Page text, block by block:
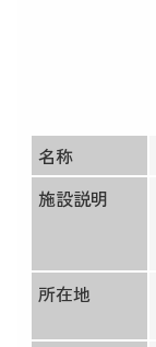
名称
施設説明
所在地